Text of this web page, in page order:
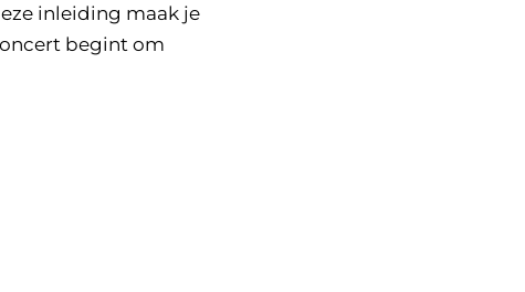
inleiding maak je
begint om